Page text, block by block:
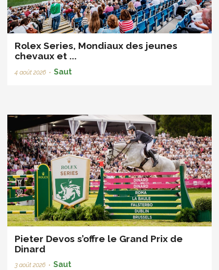
Rolex Series, Mondiaux des jeunes
chevaux et ...
4 août 2026 • Saut
Pieter Devos s’offre le Grand Prix de
Dinard
3 août 2026 • Saut